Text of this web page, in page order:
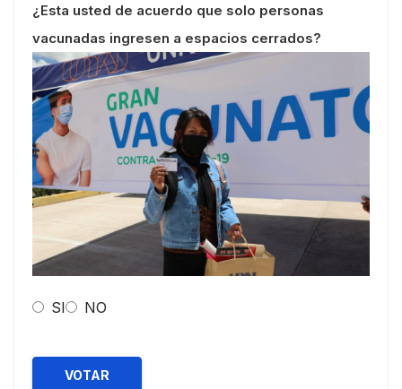
¿Esta usted de acuerdo que solo personas
vacunadas ingresen a espacios cerrados?
SI NO
VOTAR